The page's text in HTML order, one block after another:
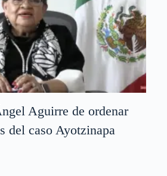
Aguirre de ordenar
del caso Ayotzinapa